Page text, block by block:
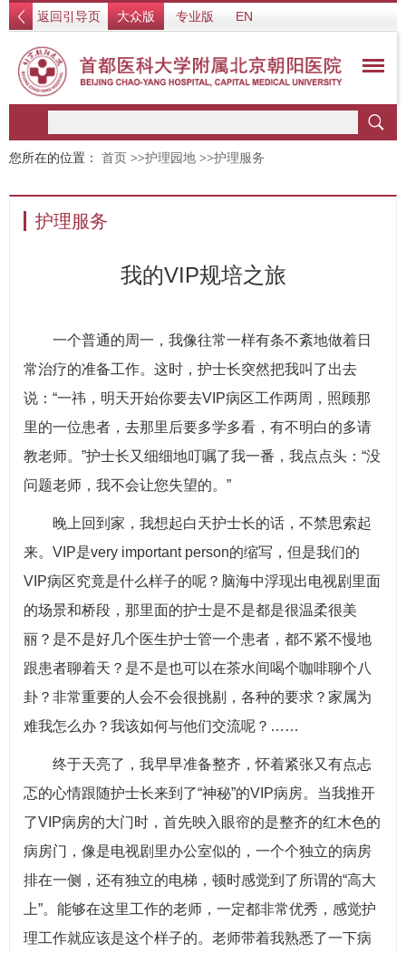
返回引导页 大众版 专业版 EN
您所在的位置： 首页 >>护理园地 >>护理服务
护理服务
我的VIP规培之旅
一个普通的周一，我像往常一样有条不紊地做着日
常治疗的准备工作。这时，护士长突然把我叫了出去
说：“一祎，明天开始你要去VIP病区工作两周，照顾那
里的一位患者，去那里后要多学多看，有不明白的多请
教老师。”护士长又细细地叮嘱了我一番，我点点头：“没
问题老师，我不会让您失望的。”
晚上回到家，我想起白天护士长的话，不禁思索起
来。VIP是very important person的缩写，但是我们的
VIP病区究竟是什么样子的呢？脑海中浮现出电视剧里面
的场景和桥段，那里面的护士是不是都是很温柔很美
丽？是不是好几个医生护士管一个患者，都不紧不慢地
跟患者聊着天？是不是也可以在茶水间喝个咖啡聊个八
卦？非常重要的人会不会很挑剔，各种的要求？家属为
难我怎么办？我该如何与他们交流呢？……
终于天亮了，我早早准备整齐，怀着紧张又有点忐
忑的心情跟随护士长来到了“神秘”的VIP病房。当我推开
了VIP病房的大门时，首先映入眼帘的是整齐的红木色的
病房门，像是电视剧里办公室似的，一个个独立的病房
排在一侧，还有独立的电梯，顿时感觉到了所谓的“高大
上”。能够在这里工作的老师，一定都非常优秀，感觉护
理工作就应该是这个样子的。老师带着我熟悉了一下病